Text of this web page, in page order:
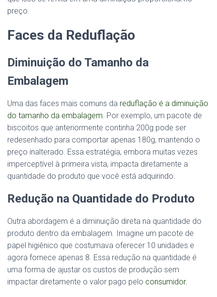
preço.
Faces da Reduflação
Diminuição do Tamanho da
Embalagem
Uma das faces mais comuns da reduflação é a diminuição
do tamanho da embalagem . Por exemplo, um pacote de
biscoitos que anteriormente continha 200g pode ser
redesenhado para comportar apenas 180g, mantendo o
preço inalterado. Essa estratégia, embora muitas vezes
imperceptível à primeira vista, impacta diretamente a
quantidade do produto que você está adquirindo.
Redução na Quantidade do Produto
Outra abordagem é a diminuição direta na quantidade do
produto dentro da embalagem. Imagine um pacote de
papel higiênico que costumava oferecer 10 unidades e
agora fornece apenas 8. Essa redução na quantidade é
uma forma de ajustar os custos de produção sem
impactar diretamente o valor pago pelo consumidor.